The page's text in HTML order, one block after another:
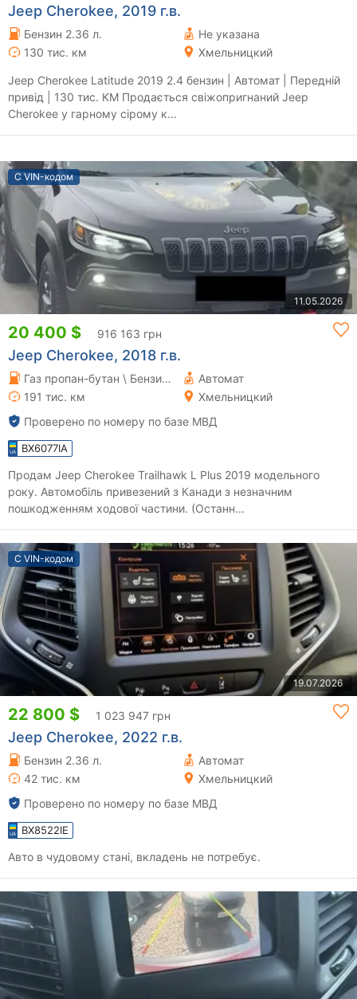
Jeep Cherokee, 2019 г.в.
Бензин 2.36 л.
Не указана
130 тис. км
Хмельницкий
Jeep Cherokee Latitude 2019 2.4 бензин | Автомат | Передній
привід | 130 тис. KM Продається свіжопригнаний Jeep
Cherokee у гарному сірому к...
С VIN-кодом
11.05.2026
20 400 $ 916 163 грн
Jeep Cherokee, 2018 г.в.
Газ пропан-бутан \ Бензин 3.24 л.
Автомат
191 тис. км
Хмельницкий
Проверено по номеру по базе МВД
BX6077IA
Продам Jeep Cherokee Trailhawk L Plus 2019 модельного
року. Автомобіль привезений з Канади з незначним
пошкодженням ходової частини. (Останн...
С VIN-кодом
19.07.2026
22 800 $ 1 023 947 грн
Jeep Cherokee, 2022 г.в.
Бензин 2.36 л.
Автомат
42 тис. км
Хмельницкий
Проверено по номеру по базе МВД
BX8522IE
Авто в чудовому стані, вкладень не потребує.